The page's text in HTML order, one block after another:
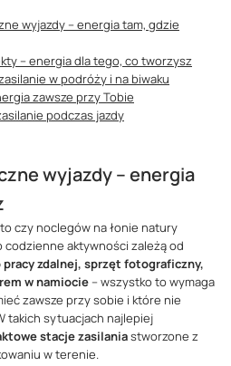
wyjazdy – energia tam, gdzie
– energia dla tego, co tworzysz
w podróży i na biwaku
zawsze przy Tobie
podczas jazdy
wyjazdy – energia
czy noclegów na łonie natury
codzienne aktywności zależą od
pracy zdalnej, sprzęt fotograficzny,
w namiocie – wszystko to wymaga
zawsze przy sobie i które nie
takich sytuacjach najlepiej
stacje zasilaniastworzone z
w terenie.